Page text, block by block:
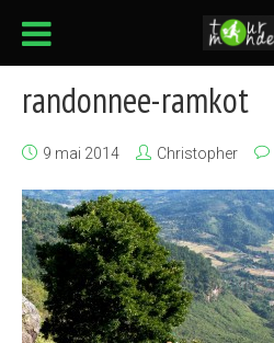
randonnee-ramkot
9 mai 2014 Christopher